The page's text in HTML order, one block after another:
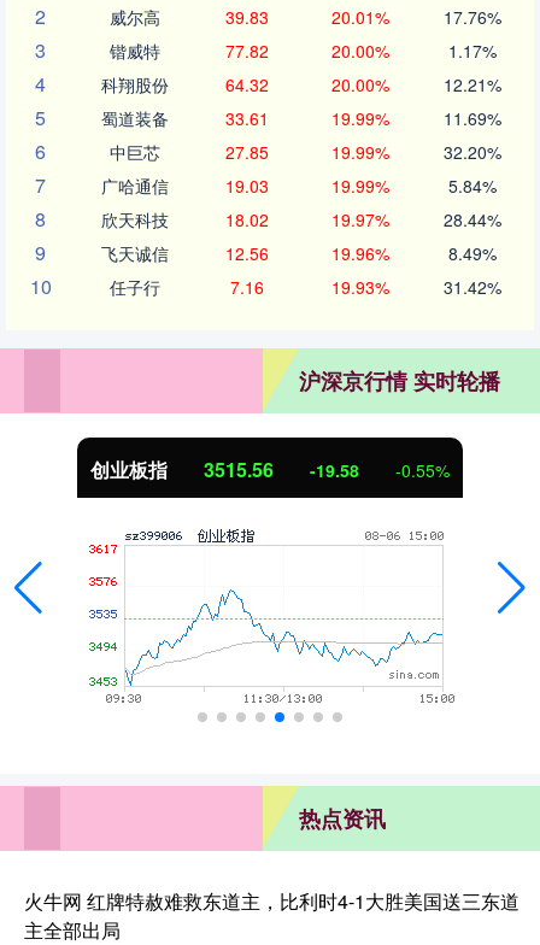
2 威尔高 39.83 20.01% 17.76%
3 锴威特 77.82 20.00% 1.17%
4 科翔股份 64.32 20.00% 12.21%
5 蜀道装备 33.61 19.99% 11.69%
6 中巨芯 27.85 19.99% 32.20%
7 广哈通信 19.03 19.99% 5.84%
8 欣天科技 18.02 19.97% 28.44%
9 飞天诚信 12.56 19.96% 8.49%
10 任子行 7.16 19.93% 31.42%
沪深京行情 实时轮播
创业板指 3515.56 -19.58 -0.55%
热点资讯
火牛网 红牌特赦难救东道主，比利时4-1大胜美国送三东道
主全部出局